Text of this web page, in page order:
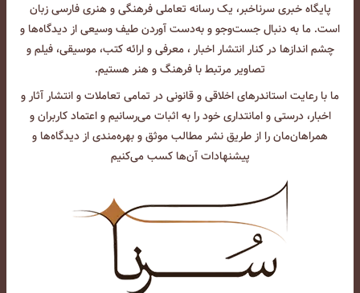
پایگاه خبری سرناخبر، یک رسانه تعاملی فرهنگی و هنری فارسی زبان
است. ما به دنبال جست‌و‌جو و به‌دست آوردن طیف وسیعی از دیدگاه‌ها و
چشم انداز‌ها در کنار انتشار اخبار ، معرفی و ارائه کتب، موسیقی، فیلم و
تصاویر مرتبط با فرهنگ و هنر هستیم.
ما با رعایت استاندرهای اخلاقی و قانونی در تمامی تعاملات و انتشار آثار و
اخبار، درستی و امانتداری خود را به اثبات می‌رسانیم و اعتماد کاربران و
همراهان‌مان را از طریق نشر مطالب موثق و بهره‌مندی از دیدگاه‌ها و
پیشنهادات آن‌ها کسب می‌کنیم